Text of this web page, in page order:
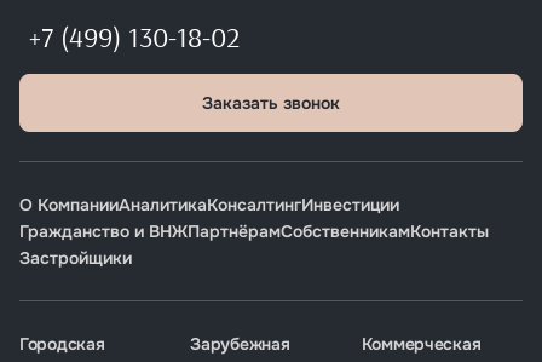
+7 (499) 130-18-02
Заказать звонок
О КомпанииАналитикаКонсалтингИнвестиции
Гражданство и ВНЖПартнёрамСобственникамКонтакты
Застройщики
Городская
Зарубежная
Коммерческая